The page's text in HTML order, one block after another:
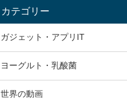
カテゴリー
ガジェット・アプリIT
ヨーグルト・乳酸菌
世界の動画